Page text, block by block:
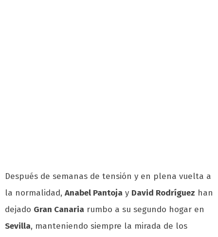
Después de semanas de tensión y en plena vuelta a
la normalidad, Anabel Pantoja y David Rodríguez han
dejado Gran Canaria rumbo a su segundo hogar en
Sevilla, manteniendo siempre la mirada de los